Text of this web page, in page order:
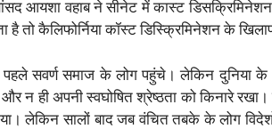
आयशा वहाब ने सीनेट में कास्ट
है तो कैलिफोर्निया कॉस्ट डिस्क्रिमिनेशन के
सवर्ण समाज के लोग पहुंचे। लेकिन दुनिया
न ही अपनी स्वघोषित श्रेष्ठता को किनारे रखा।
लेकिन सालों बाद जब वंचित तबके के लोग